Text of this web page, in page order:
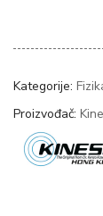
Kategorije:
Proizvođač: